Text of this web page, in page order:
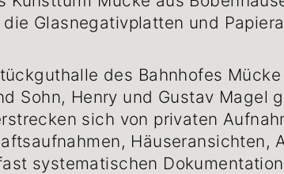
Glasnegativplatten und
des Bahnhofes
Sohn, Henry und Gustav Magel
sich von privaten
systematischen